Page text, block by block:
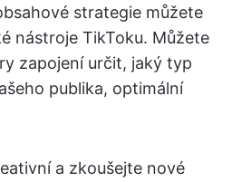
strategie můžete
nástroje TikToku. Můžete
zapojení určit, jaký typ
publika, optimální
a zkoušejte nové